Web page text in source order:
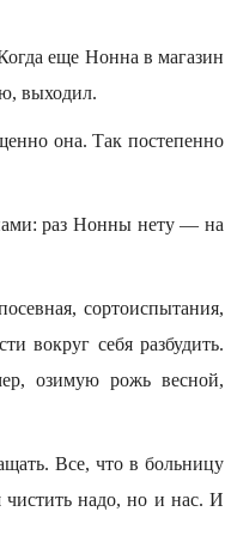
еще Нонна в магазин
выходил.
она. Так постепенно
раз Нонны нету — на
сортоиспытания,
вокруг себя разбудить.
озимую рожь весной,
Все, что в больницу
чистить надо, но и нас. И